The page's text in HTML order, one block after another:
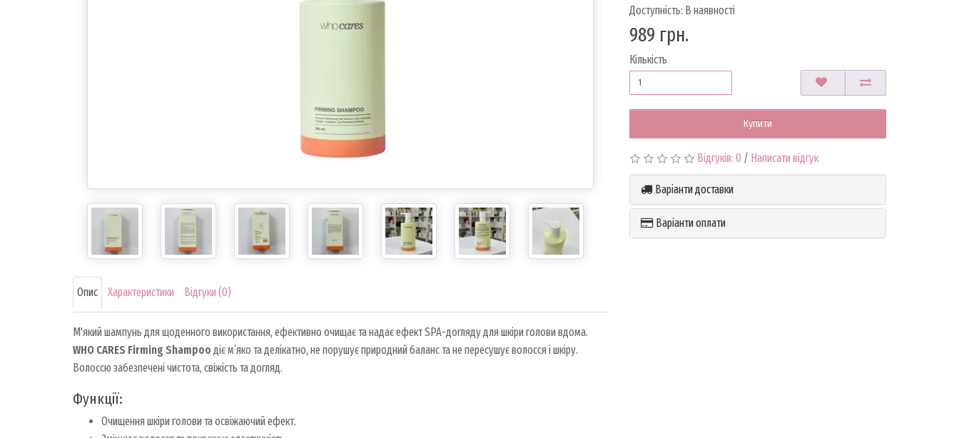
Доступність: В наявності
989 грн.
Кількість
Купити
Відгуків: 0 / Написати відгук
Варіанти доставки
Варіанти оплати
Опис Характеристики Відгуки (0)
М'який шампунь для щоденного використання, ефективно очищає та надає ефект SPA-догляду для шкіри голови вдома.
WHO CARES Firming Shampoo діє м’яко та делікатно, не порушує природний баланс та не пересушує волосся і шкіру.
Волоссю забезпечені чистота, свіжість та догляд.
Функції:
Очищення шкіри голови та освіжаючий ефект.